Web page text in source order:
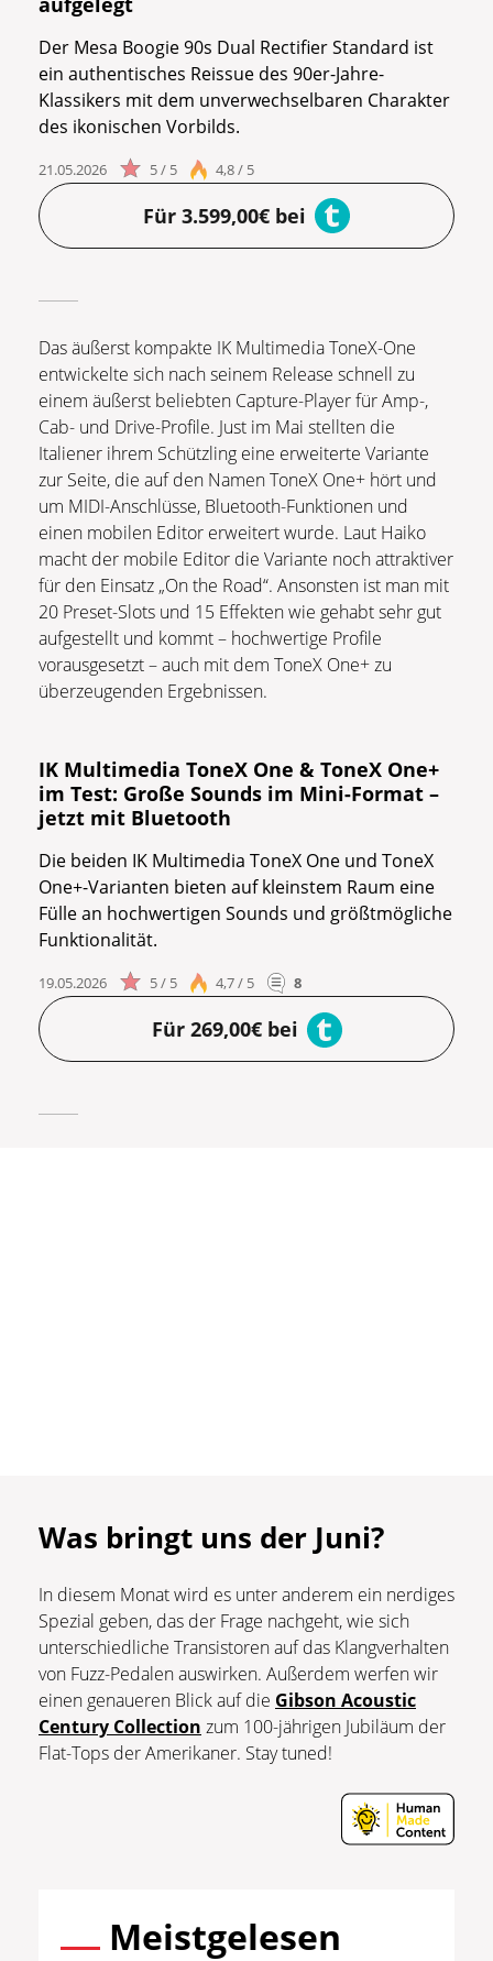
Der Mesa Boogie 90s Dual Rectifier Standard ist
ein authentisches Reissue des 90er-Jahre-
Klassikers mit dem unverwechselbaren Charakter
des ikonischen Vorbilds.
21.05.2026 5 / 5 4,8 / 5
Für 3.599,00€ bei
Das äußerst kompakte IK Multimedia ToneX-One
entwickelte sich nach seinem Release schnell zu
einem äußerst beliebten Capture-Player für Amp-,
Cab- und Drive-Profile. Just im Mai stellten die
Italiener ihrem Schützling eine erweiterte Variante
zur Seite, die auf den Namen ToneX One+ hört und
um MIDI-Anschlüsse, Bluetooth-Funktionen und
einen mobilen Editor erweitert wurde. Laut Haiko
macht der mobile Editor die Variante noch attraktiver
für den Einsatz „On the Road“. Ansonsten ist man mit
20 Preset-Slots und 15 Effekten wie gehabt sehr gut
aufgestellt und kommt – hochwertige Profile
vorausgesetzt – auch mit dem ToneX One+ zu
überzeugenden Ergebnissen.
IK Multimedia ToneX One & ToneX One+
im Test: Große Sounds im Mini-Format –
jetzt mit Bluetooth
Die beiden IK Multimedia ToneX One und ToneX
One+-Varianten bieten auf kleinstem Raum eine
Fülle an hochwertigen Sounds und größtmögliche
Funktionalität.
19.05.2026 5 / 5 4,7 / 5 8
Für 269,00€ bei
Was bringt uns der Juni?
In diesem Monat wird es unter anderem ein nerdiges
Spezial geben, das der Frage nachgeht, wie sich
unterschiedliche Transistoren auf das Klangverhalten
von Fuzz-Pedalen auswirken. Außerdem werfen wir
einen genaueren Blick auf die Gibson Acoustic
Century Collection zum 100-jährigen Jubiläum der
Flat-Tops der Amerikaner. Stay tuned!
Meistgelesen